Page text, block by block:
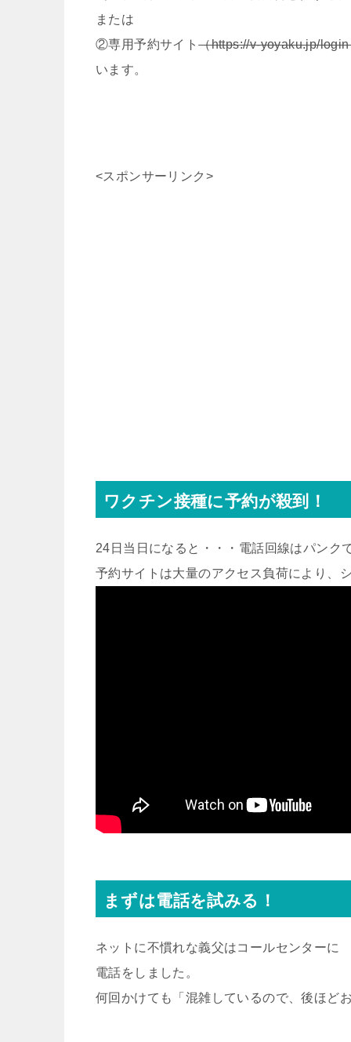
または
②専用予約サイト（https://v-yoyaku.jp/
います。
<スポンサーリンク>
ワクチン接種に予約が殺到！
24日当日になると・・・電話回線はパンク
予約サイトは大量のアクセス負荷により、
まずは電話を試みる！
ネットに不慣れな義父はコールセンターに
電話をしました。
何回かけても「混雑しているので、後ほど